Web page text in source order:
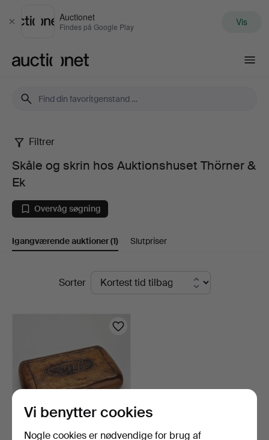
Luk
Auctionet
Findes på Google Play Vis
Skåle
og
skrin
hos
Thörner
Filtrer
Skåle og skrin hos Auktionshuset Thörner &
Ek
Overvåg søgning
Igangværende auktioner(1) Slutpriser
Igangværende
Sorter
Vi benytter cookies
Nogle cookies er nødvendige for brug af